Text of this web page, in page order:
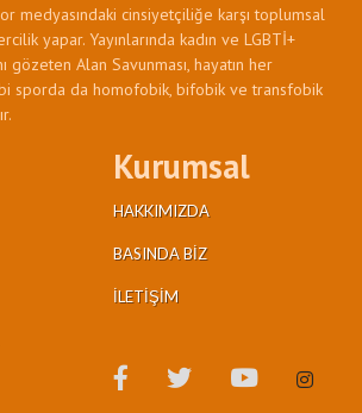
medyasındaki cinsiyetçiliğe karşı toplumsal
yapar. Yayınlarında kadın ve LGBTİ+
gözeten Alan Savunması, hayatın her
sporda da homofobik, bifobik ve transfobik
Kurumsal
HAKKIMIZDA
BASINDA BIZ
İLETIŞIM